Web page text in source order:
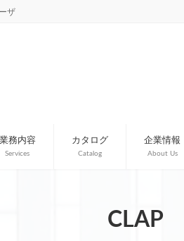
ザ
業務内容
Services
カタログ
Catalog
企業情報
About Us
CLAP